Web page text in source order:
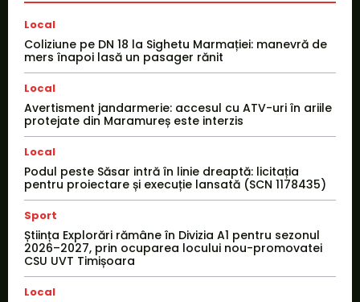
Local
Coliziune pe DN 18 la Sighetu Marmației: manevră de
mers înapoi lasă un pasager rănit
Local
Avertisment jandarmerie: accesul cu ATV-uri în ariile
protejate din Maramureș este interzis
Local
Podul peste Săsar intră în linie dreaptă: licitația
pentru proiectare și execuție lansată (SCN 1178435)
Sport
Știința Explorări rămâne în Divizia A1 pentru sezonul
2026–2027, prin ocuparea locului nou-promovatei
CSU UVT Timișoara
Local